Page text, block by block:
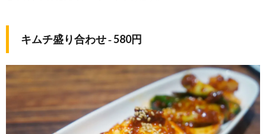
キムチ盛り合わせ ‐ 580円